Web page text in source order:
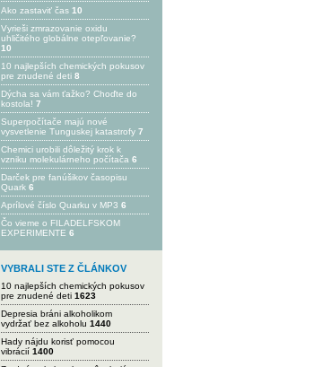
Ako zastaviť čas 10
Vyrieši zmrazovanie oxidu
uhličitého globálne otepľovanie?
10
10 najlepších chemických pokusov
pre znudené deti 8
Dýcha sa vám ťažko? Choďte do
kostola! 7
Superpočítače majú nové
vysvetlenie Tunguskej katastrofy 7
Chemici urobili dôležitý krok k
vzniku molekulárneho počítača 6
Darček pre fanúšikov časopisu
Quark 6
Aprílové číslo Quarku v MP3 6
Čo vieme o FILADELFSKOM
EXPERIMENTE 6
VYBRALI STE Z ČLÁNKOV
10 najlepších chemických pokusov
pre znudené deti 1623
Depresia bráni alkoholikom
vydržať bez alkoholu 1440
Hady nájdu korisť pomocou
vibrácií 1400